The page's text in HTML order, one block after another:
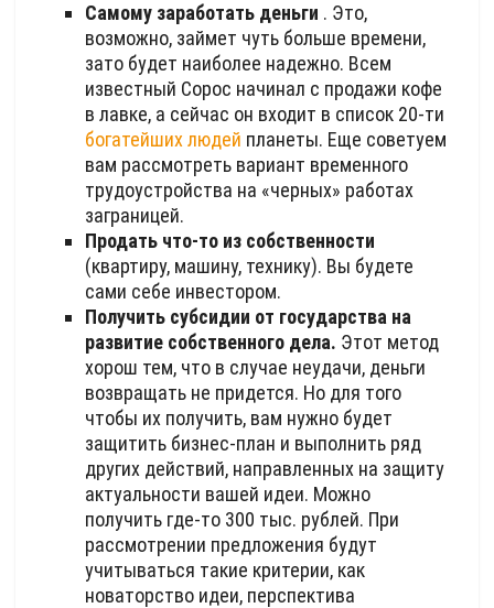
Самому заработать деньги . Это,
возможно, займет чуть больше времени,
зато будет наиболее надежно. Всем
известный Сорос начинал с продажи кофе
в лавке, а сейчас он входит в список 20-ти
богатейших людей планеты. Еще советуем
вам рассмотреть вариант временного
трудоустройства на «черных» работах
заграницей.
Продать что-то из собственности
(квартиру, машину, технику). Вы будете
сами себе инвестором.
Получить субсидии от государства на
развитие собственного дела. Этот метод
хорош тем, что в случае неудачи, деньги
возвращать не придется. Но для того
чтобы их получить, вам нужно будет
защитить бизнес-план и выполнить ряд
других действий, направленных на защиту
актуальности вашей идеи. Можно
получить где-то 300 тыс. рублей. При
рассмотрении предложения будут
учитываться такие критерии, как
новаторство идеи, перспектива